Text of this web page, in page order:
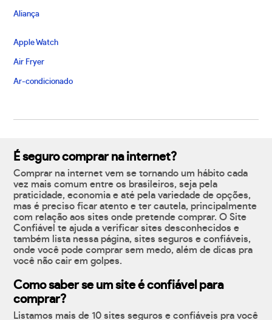
Aliança
Apple Watch
Air Fryer
Ar-condicionado
É seguro comprar na internet?
Comprar na internet vem se tornando um hábito cada
vez mais comum entre os brasileiros, seja pela
praticidade, economia e até pela variedade de opções,
mas é preciso ficar atento e ter cautela, principalmente
com relação aos sites onde pretende comprar. O Site
Confiável te ajuda a verificar sites desconhecidos e
também lista nessa página, sites seguros e confiáveis,
onde você pode comprar sem medo, além de dicas pra
você não cair em golpes.
Como saber se um site é confiável para
comprar?
Listamos mais de 10 sites seguros e confiáveis pra você